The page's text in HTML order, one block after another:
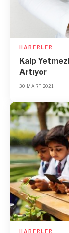
HABERLER
Kalp
Artıyor
30 MART 2021
HABERLER